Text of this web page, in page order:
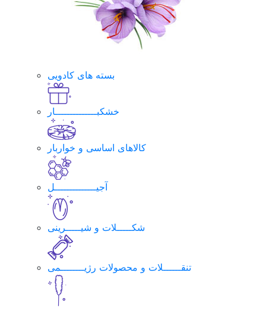
بسته های کادویی
خشکبــــــــــــــار
کالاهای اساسی و خواربار
آجیــــــــــــــل
شکـــــلات و شیـــــرینی
تنقــــــلات و محصولات رژیــــــــمی